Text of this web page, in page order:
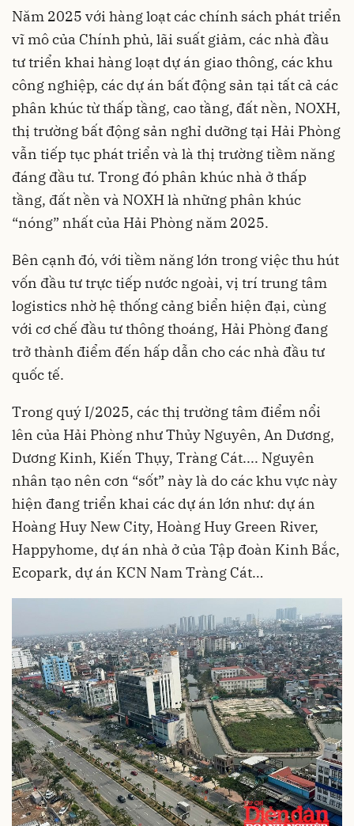
Năm 2025 với hàng loạt các chính sách phát triển
vĩ mô của Chính phủ, lãi suất giảm, các nhà đầu
tư triển khai hàng loạt dự án giao thông, các khu
công nghiệp, các dự án bất động sản tại tất cả các
phân khúc từ thấp tầng, cao tầng, đất nền, NOXH,
thị trường bất động sản nghỉ dưỡng tại Hải Phòng
vẫn tiếp tục phát triển và là thị trường tiềm năng
đáng đầu tư. Trong đó phân khúc nhà ở thấp
tầng, đất nền và NOXH là những phân khúc
“nóng” nhất của Hải Phòng năm 2025.
Bên cạnh đó, với tiềm năng lớn trong việc thu hút
vốn đầu tư trực tiếp nước ngoài, vị trí trung tâm
logistics nhờ hệ thống cảng biển hiện đại, cùng
với cơ chế đầu tư thông thoáng, Hải Phòng đang
trở thành điểm đến hấp dẫn cho các nhà đầu tư
quốc tế.
Trong quý I/2025, các thị trường tâm điểm nổi
lên của Hải Phòng như Thủy Nguyên, An Dương,
Dương Kinh, Kiến Thụy, Tràng Cát.... Nguyên
nhân tạo nên cơn “sốt” này là do các khu vực này
hiện đang triển khai các dự án lớn như: dự án
Hoàng Huy New City, Hoàng Huy Green River,
Happyhome, dự án nhà ở của Tập đoàn Kinh Bắc,
Ecopark, dự án KCN Nam Tràng Cát…